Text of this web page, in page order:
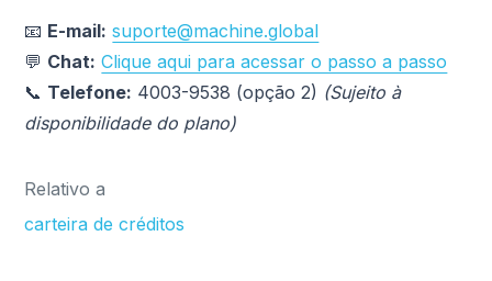
📧 E-mail: suporte@machine.global
💬 Chat: Clique aqui para acessar o passo a passo
📞 Telefone: 4003-9538 (opção 2) (Sujeito à
disponibilidade do plano)
Relativo a
carteira de créditos